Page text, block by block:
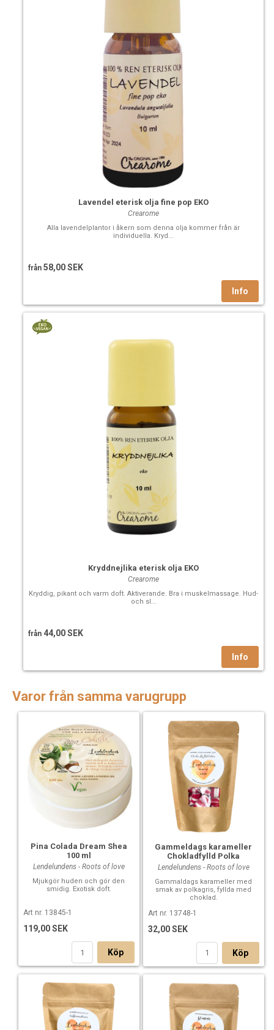
Lavendel eterisk olja fine pop EKO
Crearome
Alla lavendelplantor i åkern som denna olja kommer från är
individuella. Kryd...
från 58,00 SEK
Kryddnejlika eterisk olja EKO
Crearome
Kryddig, pikant och varm doft. Aktiverande. Bra i muskelmassage. Hud-
och sl...
från 44,00 SEK
Varor från samma varugrupp
Pina Colada Dream Shea
100 ml
Lendelundens - Roots of love
Mjukgör huden och gör den
smidig. Exotisk doft.
Art nr. 13845-1
119,00 SEK
Köp
Gammeldags karameller
Chokladfylld Polka
Lendelundens - Roots of love
Gammaldags karameller med
smak av polkagris, fyllda med
choklad.
Art nr. 13748-1
32,00 SEK
Köp